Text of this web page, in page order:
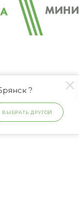
?
ВЫБРАТЬ ДРУГОЙ